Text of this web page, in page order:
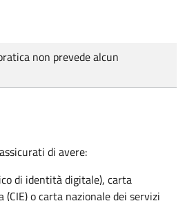
non prevede alcun
di avere:
di identità digitale), carta
o carta nazionale dei servizi